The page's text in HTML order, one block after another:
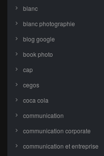
blanc
blanc photographie
blog google
book photo
cap
cegos
coca cola
communication
communication corporate
communication et entreprise